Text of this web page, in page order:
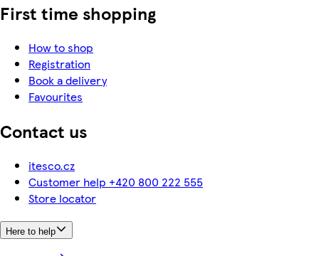
First time shopping
How to shop
Registration
Book a delivery
Favourites
Contact us
itesco.cz
Customer help +420 800 222 555
Store locator
Here to help